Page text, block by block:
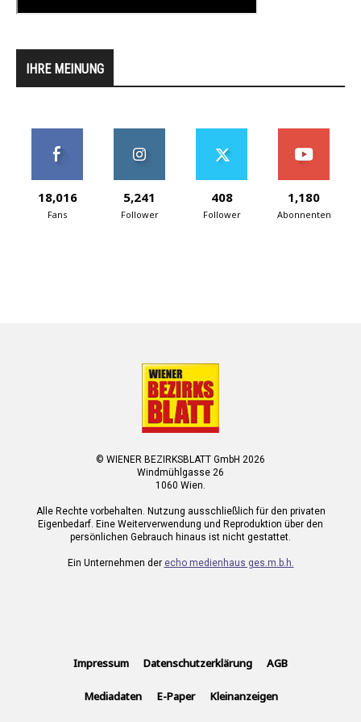
IHRE MEINUNG
18,016
Fans
5,241
Follower
408
Follower
1,180
Abonnenten
© WIENER BEZIRKSBLATT GmbH 2026
Windmühlgasse 26
1060 Wien.
Alle Rechte vorbehalten. Nutzung ausschließlich für den privaten
Eigenbedarf. Eine Weiterverwendung und Reproduktion über den
persönlichen Gebrauch hinaus ist nicht gestattet.
Ein Unternehmen der echo medienhaus ges.m.b.h.
Impressum Datenschutzerklärung AGB
Mediadaten E-Paper Kleinanzeigen